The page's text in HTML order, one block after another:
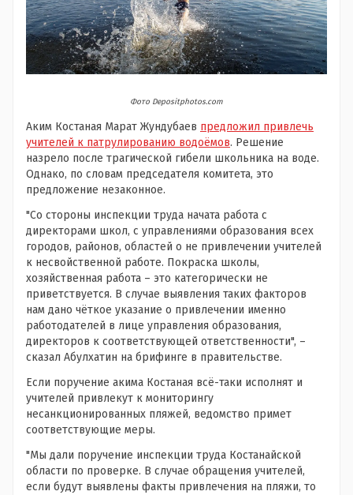
Фото Depositphotos.com
Аким Костаная Марат Жундубаев предложил привлечь
учителей к патрулированию водоёмов. Решение
назрело после трагической гибели школьника на воде.
Однако, по словам председателя комитета, это
предложение незаконное.
"Со стороны инспекции труда начата работа с
директорами школ, с управлениями образования всех
городов, районов, областей о не привлечении учителей
к несвойственной работе. Покраска школы,
хозяйственная работа – это категорически не
приветствуется. В случае выявления таких факторов
нам дано чёткое указание о привлечении именно
работодателей в лице управления образования,
директоров к соответствующей ответственности", –
сказал Абулхатин на брифинге в правительстве.
Если поручение акима Костаная всё-таки исполнят и
учителей привлекут к мониторингу
несанкционированных пляжей, ведомство примет
соответствующие меры.
"Мы дали поручение инспекции труда Костанайской
области по проверке. В случае обращения учителей,
если будут выявлены факты привлечения на пляжи, то